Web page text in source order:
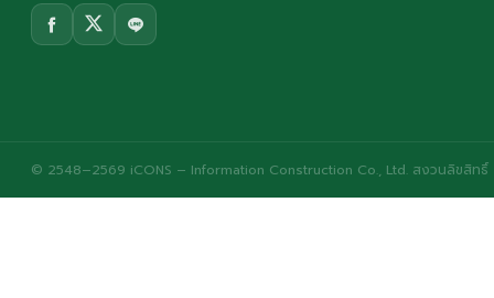
© 2548–2569 iCONS – Information Construction Co., Ltd. สงวนลิขสิทธิ์